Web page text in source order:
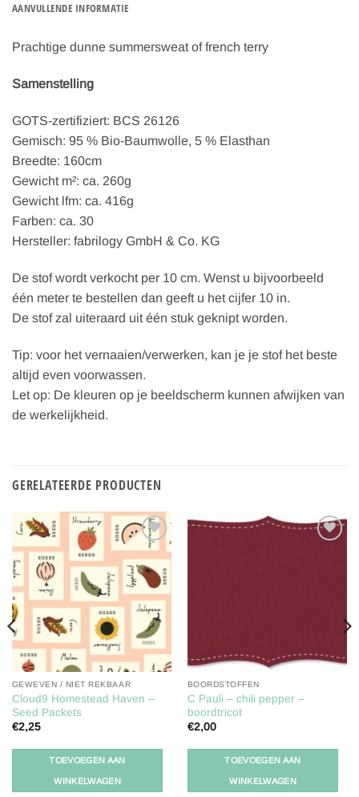
AANVULLENDE INFORMATIE
Prachtige dunne summersweat of french terry
Samenstelling
GOTS-zertifiziert: BCS 26126
Gemisch: 95 % Bio-Baumwolle, 5 % Elasthan
Breedte: 160cm
Gewicht m²: ca. 260g
Gewicht lfm: ca. 416g
Farben: ca. 30
Hersteller: fabrilogy GmbH & Co. KG
De stof wordt verkocht per 10 cm. Wenst u bijvoorbeeld
één meter te bestellen dan geeft u het cijfer 10 in.
De stof zal uiteraard uit één stuk geknipt worden.
Tip: voor het vernaaien/verwerken, kan je je stof het beste
altijd even voorwassen.
Let op: De kleuren op je beeldscherm kunnen afwijken van
de werkelijkheid.
GERELATEERDE PRODUCTEN
Toevoegen
aan
verlanglijst
GEWEVEN / NIET REKBAAR
Cloud9 Homestead Haven –
Seed Packets
€2,25
TOEVOEGEN AAN
WINKELWAGEN
BOORDSTOFFEN
C Pauli – chili pepper –
boordtricot
€2,00
TOEVOEGEN AAN
WINKELWAGEN